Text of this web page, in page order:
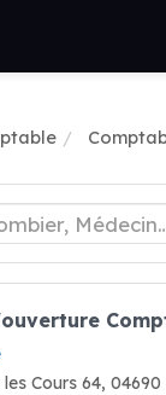
Cours 64,